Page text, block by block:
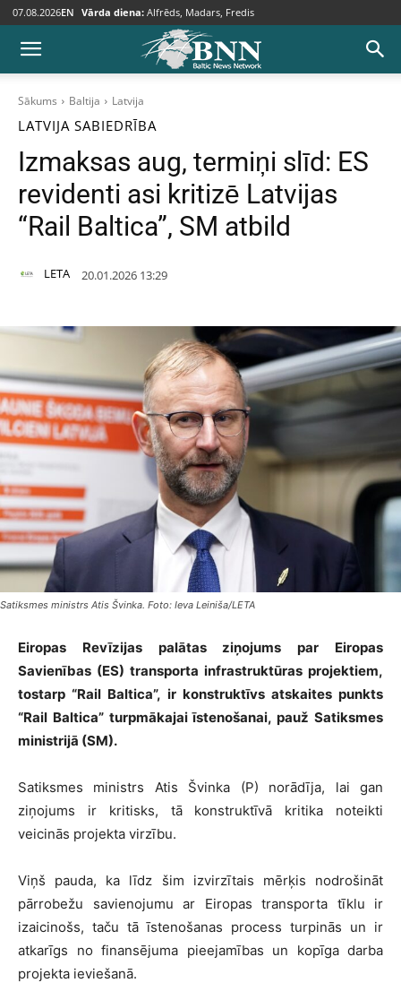
07.08.2026EN Vārda diena: Alfrēds, Madars, Fredis
Sākums Baltija Latvija
LATVIJA SABIEDRĪBA
Izmaksas aug, termiņi slīd: ES
revidenti asi kritizē Latvijas
“Rail Baltica”, SM atbild
LETA 20.01.2026 13:29
Satiksmes ministrs Atis Švinka. Foto: Ieva Leiniša/LETA
Eiropas Revīzijas palātas ziņojums par Eiropas
Savienības (ES) transporta infrastruktūras projektiem,
tostarp “Rail Baltica”, ir konstruktīvs atskaites punkts
“Rail Baltica” turpmākajai īstenošanai, pauž Satiksmes
ministrijā (SM).
Satiksmes ministrs Atis Švinka (P) norādīja, lai gan
ziņojums ir kritisks, tā konstruktīvā kritika noteikti
veicinās projekta virzību.
Viņš pauda, ka līdz šim izvirzītais mērķis nodrošināt
pārrobežu savienojumu ar Eiropas transporta tīklu ir
izaicinošs, taču tā īstenošanas process turpinās un ir
atkarīgs no finansējuma pieejamības un kopīga darba
projekta ieviešanā.